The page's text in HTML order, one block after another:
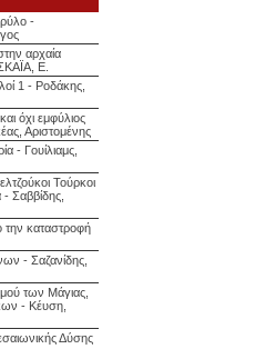
-
αρχαία
Ε.
1 - Ροδάκης,
όχι εμφύλιος
Αριστομένης
- Γουίλιαμς,
Τούρκοι
Σαββίδης,
καταστροφή
- Σαζανίδης,
των Μάγιας,
- Κέυση,
Δύσης